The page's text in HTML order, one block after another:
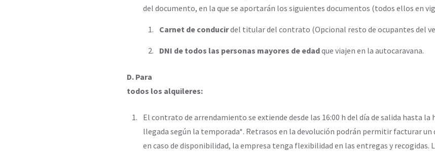
del documento, en la que se aportarán los siguientes documentos (todos ellos en
Carnet de conducirdel titular del contrato (Opcional resto de ocupantes del
DNI de todos las personas mayores de edadque viajen en la autocaravana.
D. Para
todos los alquileres:
El contrato de arrendamiento se extiende desde las 16:00 h del día de salida hasta la
llegada según la temporada*. Retrasos en la devolución podrán permitir facturar un
en caso de disponibilidad, la empresa tenga flexibilidad en las entregas y recogidas.